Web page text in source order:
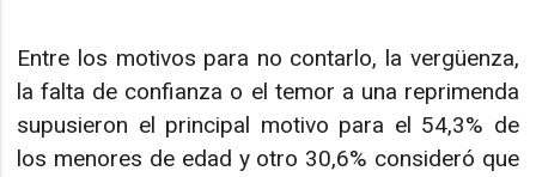
Entre los motivos para no contarlo, la vergüenza,
la falta de confianza o el temor a una reprimenda
supusieron el principal motivo para el 54,3% de
los menores de edad y otro 30,6% consideró que